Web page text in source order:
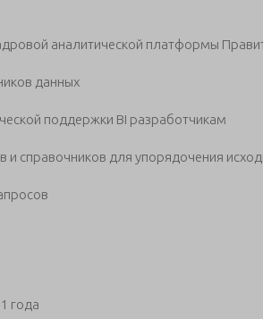
аналитической платформы
данных
поддержки BI разработчикам
и справочников для упорядочения
года